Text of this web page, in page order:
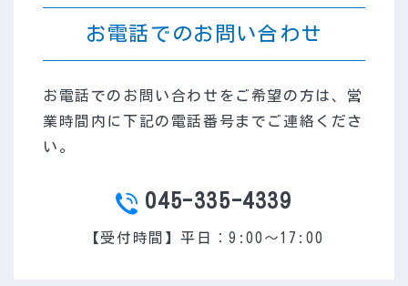
お電話でのお問い合わせ
お電話でのお問い合わせをご希望の方は、営
業時間内に下記の電話番号までご連絡くださ
い。
TEL
045-335-4339
【受付時間】平日：9:00～17:00